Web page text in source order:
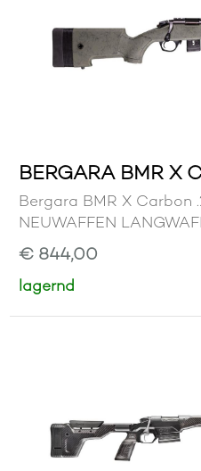
BERGARA BMR X
Bergara BMR X Carbon
NEUWAFFEN
€ 844,00
lagernd